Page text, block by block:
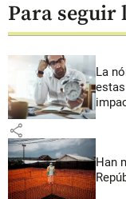
Para seguir
La
share
Han